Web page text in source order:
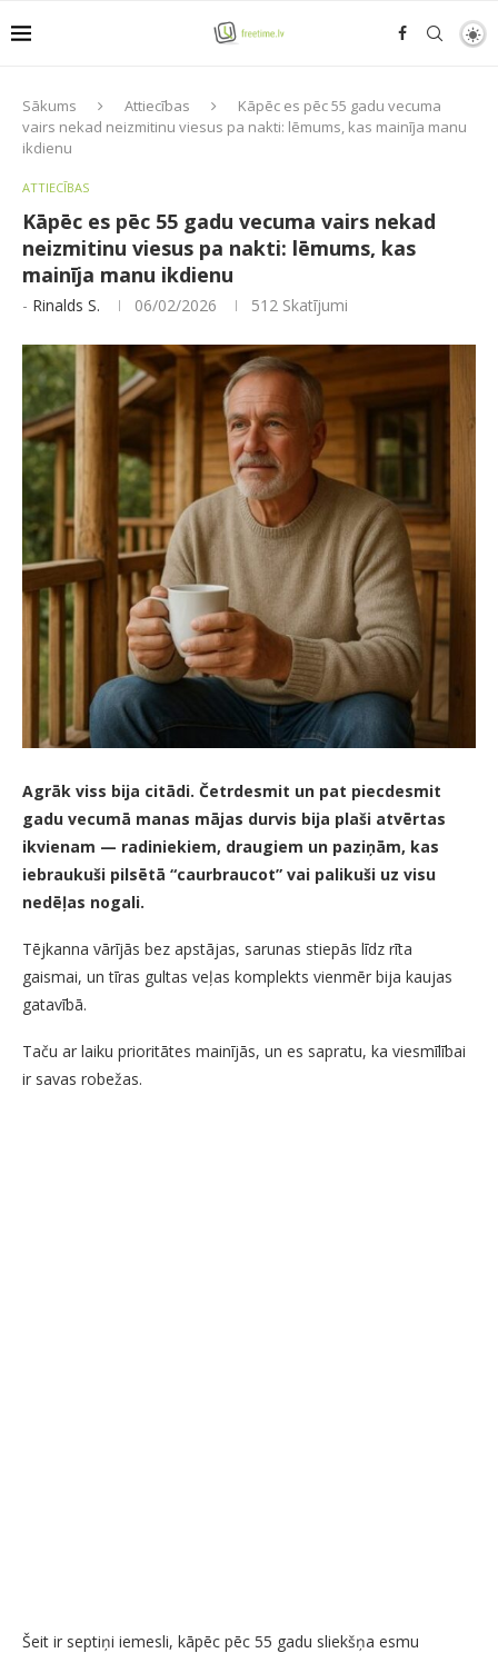
Sākums Attiecības
Kāpēc es pēc 55 gadu vecuma
vairs nekad neizmitinu viesus pa nakti: lēmums, kas mainīja manu
ikdienu
ATTIECĪBAS
Kāpēc es pēc 55 gadu vecuma vairs nekad
neizmitinu viesus pa nakti: lēmums, kas
mainīja manu ikdienu
- Rinalds S. 06/02/2026 512 Skatījumi
Agrāk viss bija citādi. Četrdesmit un pat piecdesmit
gadu vecumā manas mājas durvis bija plaši atvērtas
ikvienam — radiniekiem, draugiem un paziņām, kas
iebraukuši pilsētā “caurbraucot” vai palikuši uz visu
nedēļas nogali.
Tējkanna vārījās bez apstājas, sarunas stiepās līdz rīta
gaismai, un tīras gultas veļas komplekts vienmēr bija kaujas
gatavībā.
Taču ar laiku prioritātes mainījās, un es sapratu, ka viesmīlībai
ir savas robežas.
Šeit ir septiņi iemesli, kāpēc pēc 55 gadu sliekšņa esmu